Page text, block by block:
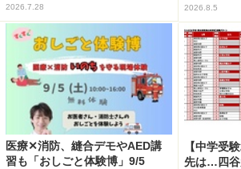
2026.7.28 2026.8.5
医療✕消防、縫合デモやAED講
習も「おしごと体験博」9/5
【中学受
先は…四谷